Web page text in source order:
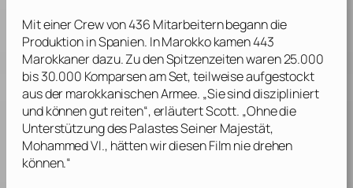
Mit einer Crew von 436 Mitarbeitern begann die
Produktion in Spanien. In Marokko kamen 443
Marokkaner dazu. Zu den Spitzenzeiten waren 25.000
bis 30.000 Komparsen am Set, teilweise aufgestockt
aus der marokkanischen Armee. „Sie sind diszipliniert
und können gut reiten“, erläutertScott. „Ohne die
Unterstützung des Palastes Seiner Majestät,
Mohammed VI., hätten wir diesen Film nie drehen
können.“